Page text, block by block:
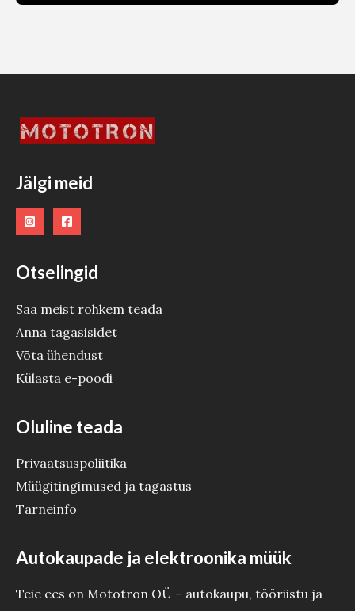
Jälgi meid
Otselingid
Saa meist rohkem teada
Anna tagasisidet
Võta ühendust
Külasta e-poodi
Oluline teada
Privaatsuspoliitika
Müügitingimused ja tagastus
Tarneinfo
Autokaupade ja elektroonika müük
Teie ees on Mototron OÜ – autokaupu, tööriistu ja